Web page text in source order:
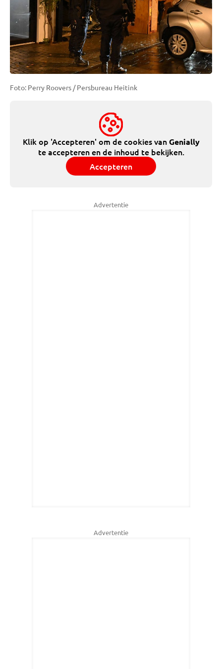
Foto: Perry Roovers / Persbureau Heitink
Klik op 'Accepteren' om de cookies vanGenially
te accepteren en de inhoud te bekijken.
Accepteren
Advertentie
Advertentie